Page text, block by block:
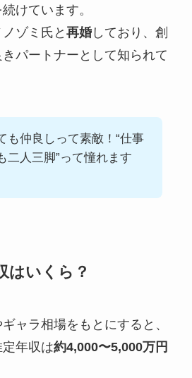
けています。
ゾミ氏と 再婚しており、創
パートナーとして知られて
も仲良しって素敵！“仕事
二人三脚”って憧れます
はいくら？
ャラ相場をもとにすると、
年収は約4,000〜5,000万円